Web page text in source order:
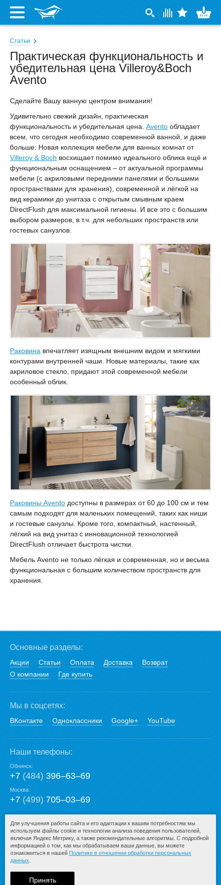
Статьи
Практическая функциональность и
убедительная цена Villeroy&Boch
Avento
Сделайте Вашу ванную центром внимания!
Удивительно свежий дизайн, практическая
функциональность и убедительная цена. Avento обладает
всем, что сегодня необходимо современной ванной, и даже
больше: Новая коллекция мебели для ванных комнат от
Villeroy & Boch восхищает помимо идеального облика ещё и
функциональным оснащением – от актуальной программы
мебели (с акриловыми передними панелями и большими
пространствами для хранения), современной и лёгкой на
вид керамики до унитаза с открытым смывным краем
DirectFlush для максимальной гигиены. И все это с большим
выбором размеров, в т.ч. для небольших пространств или
гостевых санузлов.
Раковина впечатляет изящным внешним видом и мягкими
контурами внутренней чаши. Новые материалы, такие как
акриловое стекло, придают этой современной мебели
особенный облик.
Раковины Avento доступны в размерах от 60 до 100 см и тем
самым подходят для маленьких помещений, таких как ниши
и гостевые санузлы. Кроме того, компактный, настенный,
лёгкий на вид унитаз с инновационной технологией
DirectFlush отличает быстрота чистки.
Мебель Avento не только лёгкая и современная, но и весьма
функциональная с большим количеством пространств для
хранения.
Основные разделы:
Акции Статьи Оплата Доставка
Возврат
О компании
Где купить
Мы в соцсетях:
ВКонтакте Одноклассники Google+ YouTube
Наши телефоны:
Обнинск:
+7(484)396‒63‒69
Москва:
+7(499)705‒03‒69
E-mail:
mail@san-premium.ru
При любом копировании информации
Для улучшения работы сайта и его адаптации к вашим потребностям мы
используем файлы cookie и технологии анализа поведения пользователей,
включая Яндекс Метрику, а также рекомендательные алгоритмы. С подробной
информацией о том, как мы обрабатываем ваши данные, вы можете
ознакомиться в нашей Политике в отношении обработки персональных
данных
Принять